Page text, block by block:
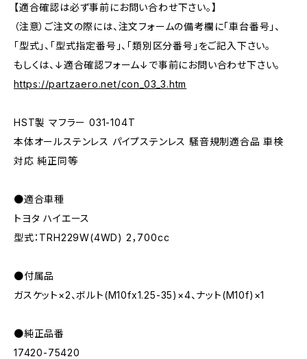
【適合確認は必ず事前にお問い合わせ下さい。】
（注意）ご注文の際には、注文フォームの備考欄に「車台番号」、
「型式」、「型式指定番号」、「類別区分番号」をご記入下さい。
もしくは、↓適合確認フォーム↓で事前にお問い合わせ下さい。
https://partzaero.net/con_03_3.htm
HST製 マフラー 031-104T
本体オールステンレス パイプステンレス 騒音規制適合品 車検
対応 純正同等
●適合車種
トヨタ ハイエース
型式：TRH229W(4WD) 2，700cc
●付属品
ガスケット×2、ボルト(M10fx1.25-35)×4、ナット(M10f)×1
●純正品番
17420-75420